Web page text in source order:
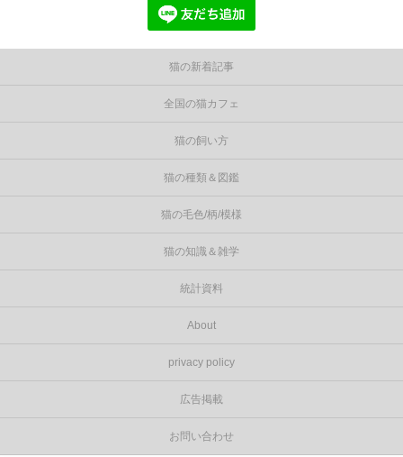
猫の新着記事
全国の猫カフェ
猫の飼い方
猫の種類＆図鑑
猫の毛色/柄/模様
猫の知識＆雑学
統計資料
About
privacy policy
広告掲載
お問い合わせ